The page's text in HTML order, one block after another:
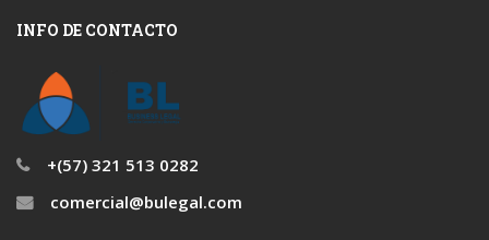
INFO DE CONTACTO
+(57) 321 513 0282
comercial@bulegal.com